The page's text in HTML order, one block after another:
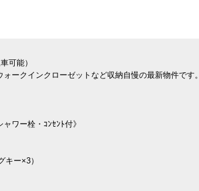
可能）
ークインクローゼットなど収納自慢の最新物件です。
ワー栓・ｺﾝｾﾝﾄ付》
ー×3）